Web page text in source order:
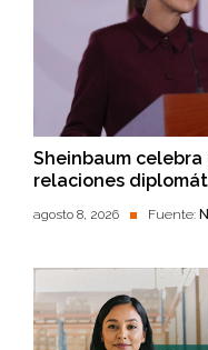
Sheinbaum
relaciones
agosto 8, 2026 Fuente: